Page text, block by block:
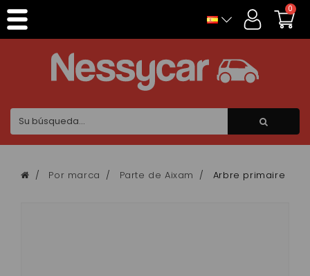
0
Por marca Parte de Aixam Arbre primaire
Panel de gestión de cookies